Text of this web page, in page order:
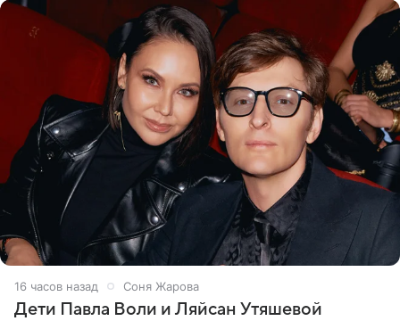
16 часов назад Соня Жарова
Дети Павла Воли и Ляйсан Утяшевой